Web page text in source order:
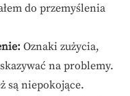
do przemyślenia
Oznaki zużycia,
na problemy.
są niepokojące.